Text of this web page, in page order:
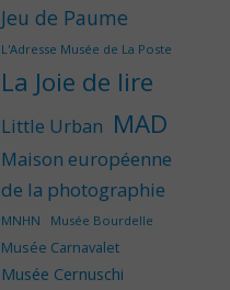
Jeu de Paume
L'Adresse Musée de La Poste
La Joie de lire
Little Urban MAD
Maison européenne
de la photographie
MNHN Musée Bourdelle
Musée Carnavalet
Musée Cernuschi